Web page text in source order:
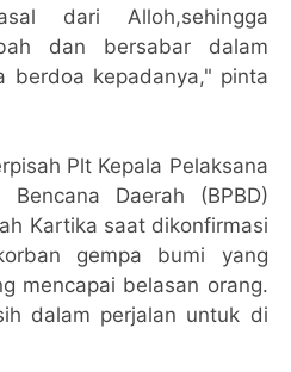
dari Alloh,sehingga
dan bersabar dalam
berdoa kepadanya," pinta
Plt Kepala Pelaksana
Bencana Daerah (BPBD)
Kartika saat dikonfirmasi
gempa bumi yang
mencapai belasan orang.
dalam perjalan untuk di